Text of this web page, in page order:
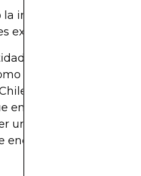
la importancia de
exactamente?
que se conecta a la
intermediaria entre
se conoce
en otros países se la
un instrumento
encarga de ejecutar la